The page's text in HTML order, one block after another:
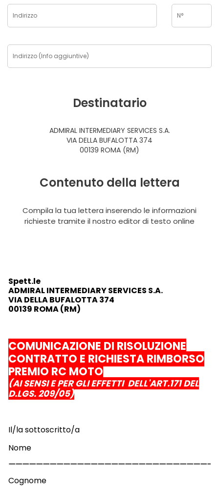
Destinatario
ADMIRAL INTERMEDIARY SERVICES S.A.
VIA DELLA BUFALOTTA 374
00139 ROMA (RM)
Contenuto della lettera
Compila la tua lettera inserendo le informazioni
richieste tramite il nostro editor di testo online
Spett.le
ADMIRAL INTERMEDIARY SERVICES S.A.
VIA DELLA BUFALOTTA 374
00139 ROMA (RM)
COMUNICAZIONE DI RISOLUZIONE
CONTRATTO E RICHIESTA RIMBORSO
PREMIO RC MOTO
(AI SENSI E PER GLI EFFETTI DELL'ART.171 DEL
D.LGS. 209/05)
Il/la sottoscritto/a
Nome
Cognome